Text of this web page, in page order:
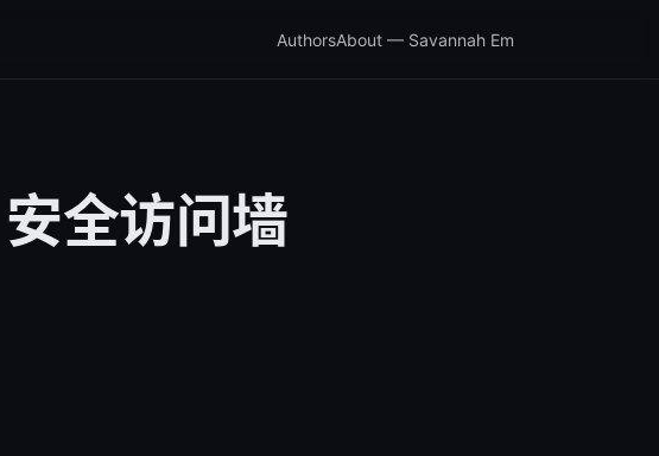
AuthorsAbout — Savannah Em
全访问墙